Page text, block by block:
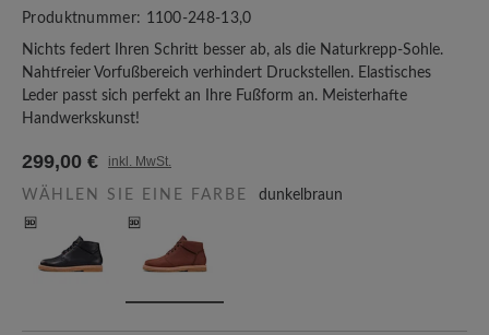
Produktnummer: 1100-248-13,0
Nichts federt Ihren Schritt besser ab, als die Naturkrepp-Sohle.
Nahtfreier Vorfußbereich verhindert Druckstellen. Elastisches
Leder passt sich perfekt an Ihre Fußform an. Meisterhafte
Handwerkskunst!
299,00 € inkl. MwSt.
WÄHLEN SIE EINE FARBE dunkelbraun